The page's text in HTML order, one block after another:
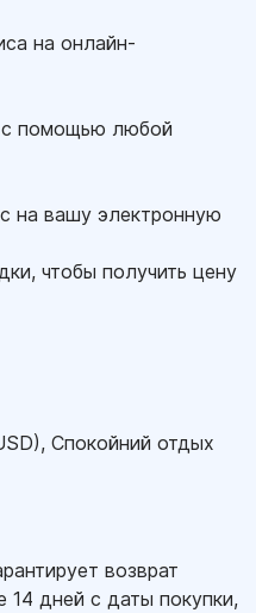
на онлайн-
с помощью любой
на вашу электронную
чтобы получить цену
), Спокойний отдых
возврат
14 дней с даты покупки,